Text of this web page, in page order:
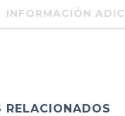
INFORMACIÓN
RELACIONADOS